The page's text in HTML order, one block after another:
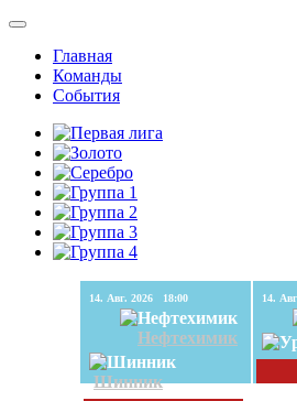
Главная
Команды
События
14. Авг. 2026 18:00
Нефтехимик
Шинник